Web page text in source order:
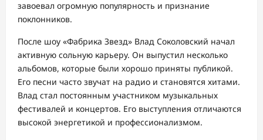
завоевал огромную популярность и признание
поклонников.
После шоу «Фабрика Звезд» Влад Соколовский начал
активную сольную карьеру. Он выпустил несколько
альбомов, которые были хорошо приняты публикой.
Его песни часто звучат на радио и становятся хитами.
Влад стал постоянным участником музыкальных
фестивалей и концертов. Его выступления отличаются
высокой энергетикой и профессионализмом.